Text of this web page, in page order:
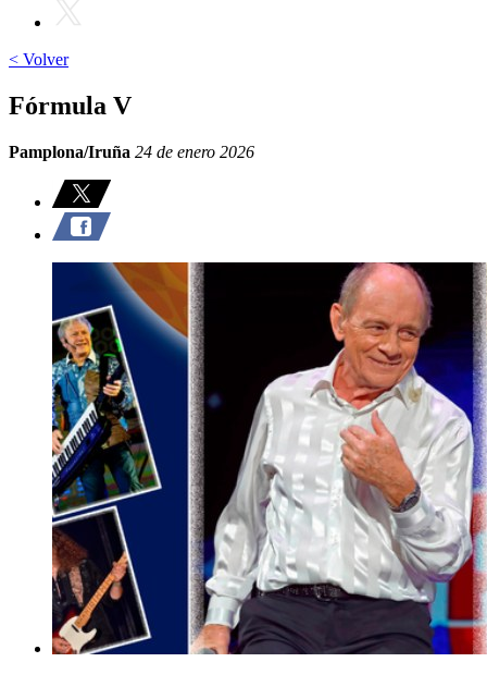
< Volver
Fórmula V
Pamplona/Iruña 24 de enero 2026